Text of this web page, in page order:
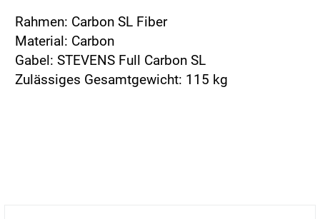
Rahmen: Carbon SL Fiber
Material: Carbon
Gabel: STEVENS Full Carbon SL
Zulässiges Gesamtgewicht: 115 kg